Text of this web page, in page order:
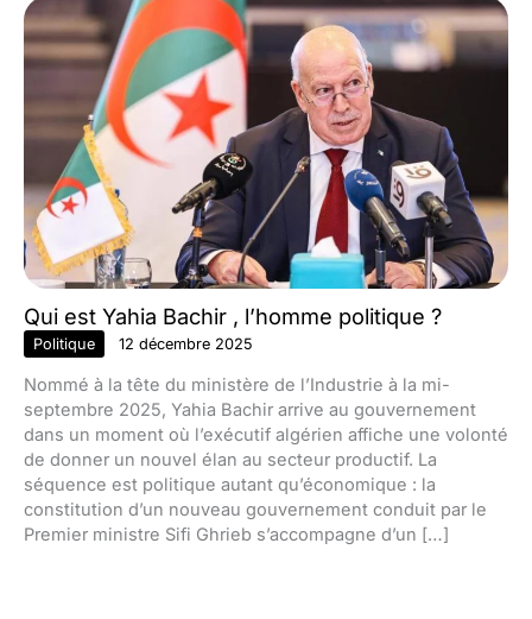
Qui est Yahia Bachir , l’homme politique ?
Politique 12 décembre 2025
Nommé à la tête du ministère de l’Industrie à la mi-
septembre 2025, Yahia Bachir arrive au gouvernement
dans un moment où l’exécutif algérien affiche une volonté
de donner un nouvel élan au secteur productif. La
séquence est politique autant qu’économique : la
constitution d’un nouveau gouvernement conduit par le
Premier ministre Sifi Ghrieb s’accompagne d’un […]